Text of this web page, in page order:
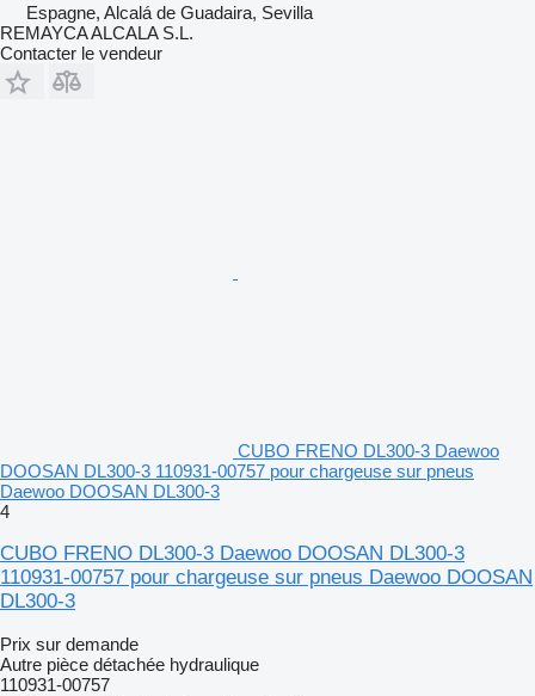
Espagne, Alcalá de Guadaira, Sevilla
REMAYCA ALCALA S.L.
Contacter le vendeur
CUBO FRENO DL300-3 Daewoo
DOOSAN DL300-3 110931-00757 pour chargeuse sur pneus
Daewoo DOOSAN DL300-3
4
CUBO FRENO DL300-3 Daewoo DOOSAN DL300-3
110931-00757 pour chargeuse sur pneus Daewoo DOOSAN
DL300-3
Prix sur demande
Autre pièce détachée hydraulique
110931-00757